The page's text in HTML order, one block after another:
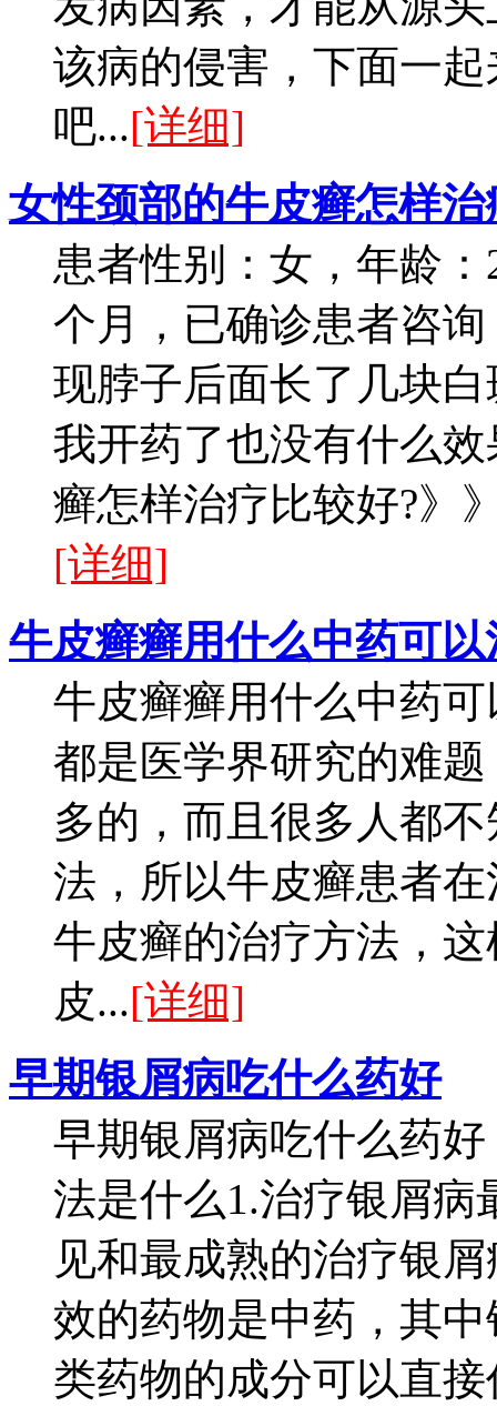
该病的侵害，下面一
吧...[详细]
女性颈部的牛皮癣怎样
患者性别：女，年龄
个月，已确诊患者咨
现脖子后面长了几块
我开药了也没有什么
癣怎样治疗比较好?》
[详细]
牛皮癣癣用什么中药可以
牛皮癣癣用什么中药
都是医学界研究的难
多的，而且很多人都
法，所以牛皮癣患者
牛皮癣的治疗方法，
皮...[详细]
早期银屑病吃什么药好
早期银屑病吃什么药
法是什么1.治疗银屑病
见和最成熟的治疗银
效的药物是中药，其
类药物的成分可以直